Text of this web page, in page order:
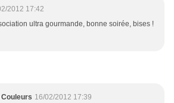
2012 17:42
ultra gourmande, bonne soirée, bises !
16/02/2012 17:39